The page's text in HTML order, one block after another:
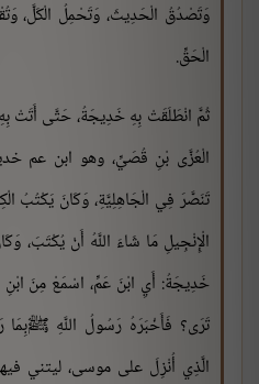
وَتَصْدُقُ الْحَدِيثَ، وَتَحْمِلُ الْكَلَّ،
الْحَقِّ.
ثُمَّ انْطَلَقَتْ بِهِ خَدِيجَةُ، حَتَّى أَتَتْ
الْعُزَّى بْنِ قُصَيِّ، وهو ابن عم
تَنَصَّرَ فِي الْجَاهِلِيَّةِ، وَكَانَ يَكْتُبُ
الْإِنْجِيلِ مَا شَاءَ اللَّهُ أَنْ يُكْتَبَ،
خَدِيجَةُ: أَيِ ابْنَ عَمِّ، اسْمَعْ مِنَ
تَرَى؟ فَأَخْبَرَهُ رَسُولُ اللَّهِ ﷺبِمَا
الَّذِي أُنْزِلَ على موسى، ليتني